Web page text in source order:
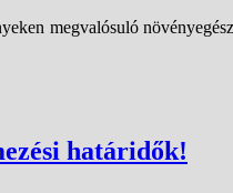
megvalósuló
határidők!